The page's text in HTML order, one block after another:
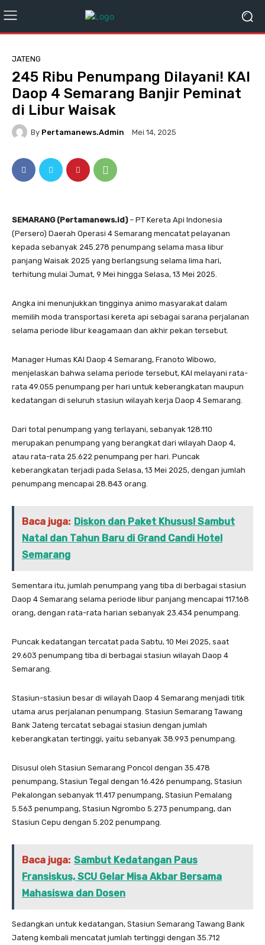
JATENG
245 Ribu Penumpang Dilayani! KAI
Daop 4 Semarang Banjir Peminat
di Libur Waisak
By Pertamanews.admin Mei 14, 2025
SEMARANG (Pertamanews.id)– PT Kereta Api Indonesia
(Persero) Daerah Operasi 4 Semarang mencatat pelayanan
kepada sebanyak 245.278 penumpang selama masa libur
panjang Waisak 2025 yang berlangsung selama lima hari,
terhitung mulai Jumat, 9 Mei hingga Selasa, 13 Mei 2025.
Angka ini menunjukkan tingginya animo masyarakat dalam
memilih moda transportasi kereta api sebagai sarana perjalanan
selama periode libur keagamaan dan akhir pekan tersebut.
Manager Humas KAI Daop 4 Semarang, Franoto Wibowo,
menjelaskan bahwa selama periode tersebut, KAI melayani rata-
rata 49.055 penumpang per hari untuk keberangkatan maupun
kedatangan di seluruh stasiun wilayah kerja Daop 4 Semarang.
Dari total penumpang yang terlayani, sebanyak 128.110
merupakan penumpang yang berangkat dari wilayah Daop 4,
atau rata-rata 25.622 penumpang per hari. Puncak
keberangkatan terjadi pada Selasa, 13 Mei 2025, dengan jumlah
penumpang mencapai 28.843 orang.
Baca juga: Diskon dan Paket Khusus! Sambut
Natal dan Tahun Baru di Grand Candi Hotel
Semarang
Sementara itu, jumlah penumpang yang tiba di berbagai stasiun
Daop 4 Semarang selama periode libur panjang mencapai 117.168
orang, dengan rata-rata harian sebanyak 23.434 penumpang.
Puncak kedatangan tercatat pada Sabtu, 10 Mei 2025, saat
29.603 penumpang tiba di berbagai stasiun wilayah Daop 4
Semarang.
Stasiun-stasiun besar di wilayah Daop 4 Semarang menjadi titik
utama arus perjalanan penumpang. Stasiun Semarang Tawang
Bank Jateng tercatat sebagai stasiun dengan jumlah
keberangkatan tertinggi, yaitu sebanyak 38.993 penumpang.
Disusul oleh Stasiun Semarang Poncol dengan 35.478
penumpang, Stasiun Tegal dengan 16.426 penumpang, Stasiun
Pekalongan sebanyak 11.417 penumpang, Stasiun Pemalang
5.563 penumpang, Stasiun Ngrombo 5.273 penumpang, dan
Stasiun Cepu dengan 5.202 penumpang.
Baca juga: Sambut Kedatangan Paus
Fransiskus, SCU Gelar Misa Akbar Bersama
Mahasiswa dan Dosen
Sedangkan untuk kedatangan, Stasiun Semarang Tawang Bank
Jateng kembali mencatat jumlah tertinggi dengan 35.712